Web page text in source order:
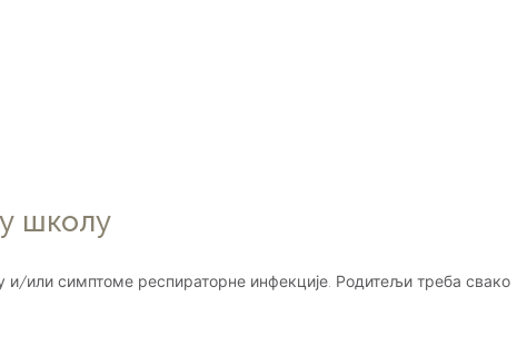
школу
или симптоме респираторне инфекције. Родитељи треба свако